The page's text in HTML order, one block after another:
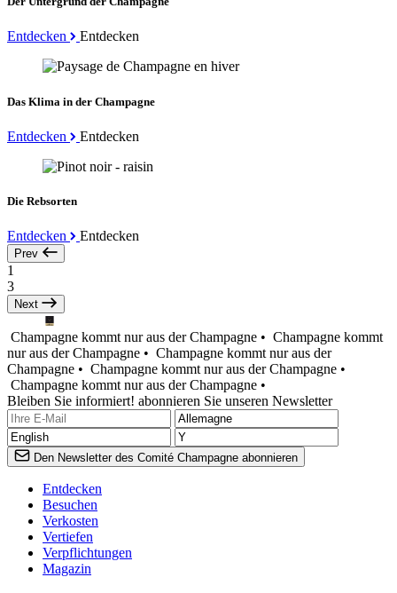
Entdecken Entdecken
Das Klima in der Champagne
Entdecken Entdecken
Die Rebsorten
Entdecken Entdecken
Prev
1
3
Next
Champagne kommt nur aus der Champagne • Champagne kommt
nur aus der Champagne • Champagne kommt nur aus der
Champagne • Champagne kommt nur aus der Champagne •
Champagne kommt nur aus der Champagne •
Bleiben Sie informiert! abonnieren Sie unseren Newsletter
Den Newsletter des Comité Champagne abonnieren
Entdecken
Besuchen
Verkosten
Vertiefen
Verpflichtungen
Magazin